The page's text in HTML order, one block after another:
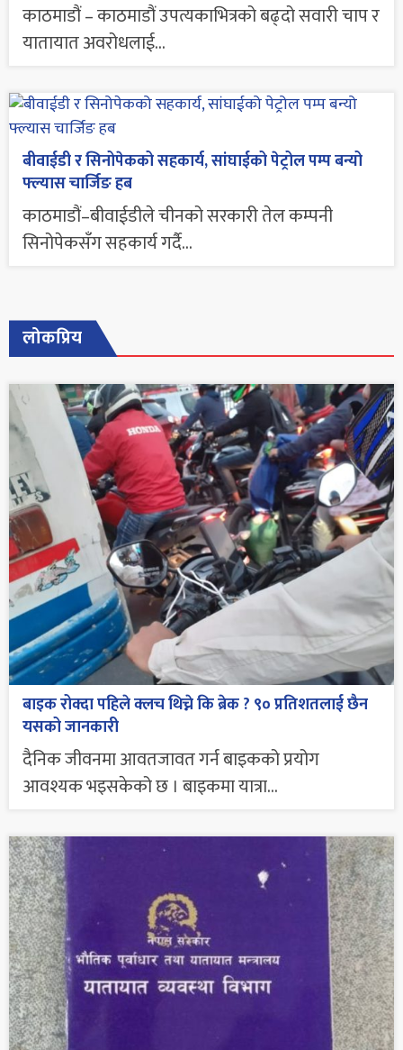
काठमाडौं – काठमाडौं उपत्यकाभित्रको बढ्दो सवारी चाप र
यातायात अवरोधलाई...
बीवाईडी र सिनोपेकको सहकार्य, सांघाईको पेट्रोल पम्प बन्यो
फ्ल्यास चार्जिङ हब
काठमाडौं–बीवाईडीले चीनको सरकारी तेल कम्पनी
सिनोपेकसँग सहकार्य गर्दै...
लोकप्रिय
बाइक रोक्दा पहिले क्लच थिच्ने कि ब्रेक ? ९० प्रतिशतलाई छैन
यसको जानकारी
दैनिक जीवनमा आवतजावत गर्न बाइकको प्रयोग
आवश्यक भइसकेको छ । बाइकमा यात्रा...